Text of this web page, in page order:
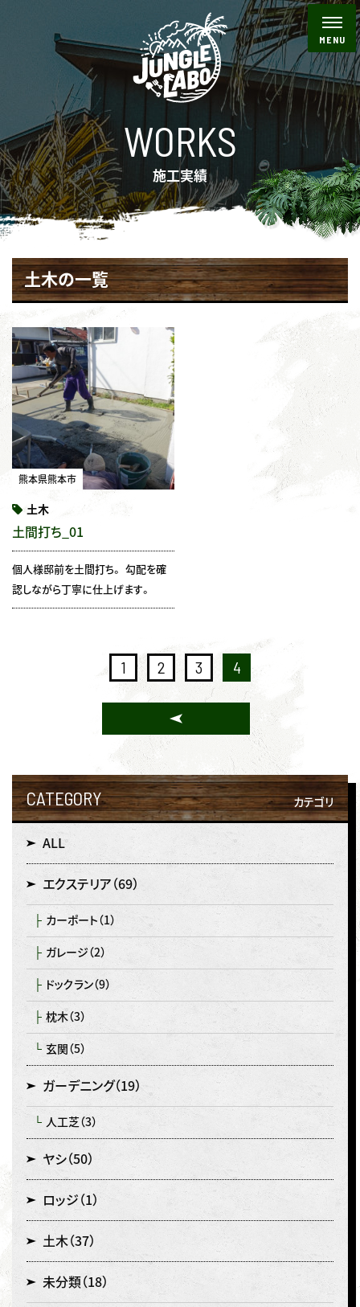
WORKS
施工実績
土木の一覧
熊本県熊本市
土木
土間打ち_01
個人様邸前を土間打ち。 勾配を確
認しながら丁寧に仕上げます。
1 2 3 4
CATEGORY カテゴリ
ALL
エクステリア （69）
カーポート （1）
ガレージ （2）
ドックラン（9）
枕木（3）
玄関 （5）
ガーデニング（19）
人工芝 （3）
ヤシ（50）
ロッジ （1）
土木 （37）
未分類 （18）